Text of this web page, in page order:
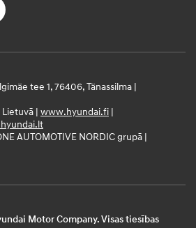
tee 1, 76406, Tänassilma |
Lietuvā | www.hyundai.fi |
AUTOMOTIVE NORDIC grupā |
Motor Company. Visas tiesības